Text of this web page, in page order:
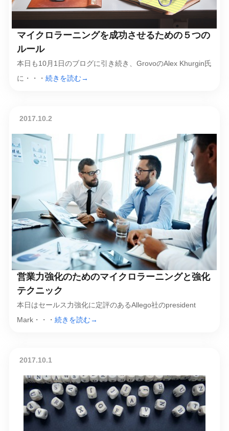
マイクロラーニングを成功させるための５つの
ルール
本日も10月1日のブログに引き続き、GrovoのAlex Khurgin氏
に・・・ 続きを読む→
2017.10.2
営業力強化のためのマイクロラーニングと強化
テクニック
本日はセールス力強化に定評のあるAllego社のpresident
Mark・・・ 続きを読む→
2017.10.1